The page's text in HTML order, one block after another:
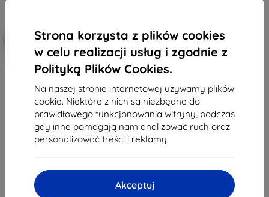
Strona korzysta z plików cookies
w celu realizacji usług i zgodnie z
Polityką Plików Cookies.
Na naszej stronie internetowej używamy plików
cookie. Niektóre z nich są niezbędne do
prawidłowego funkcjonowania witryny, podczas
gdy inne pomagają nam analizować ruch oraz
personalizować treści i reklamy.
Akceptuj
Zniżka z
EXTRA10
3MK Clear Case Samsung Galaxy
M23 5G
35,02 zł
Na stanie: > 5 szt.